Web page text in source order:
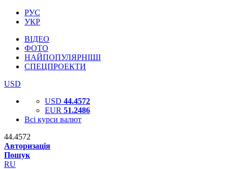
РУС
УКР
ВІДЕО
ФОТО
НАЙПОПУЛЯРНІШІ
СПЕЦПРОЕКТИ
USD
USD 44.4572
EUR 51.2486
Всі курси валют
44.4572
Авторизація
Пошук
RU